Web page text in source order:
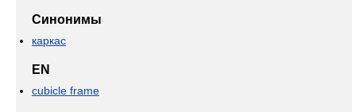
Синонимы
каркас
EN
cubicle frame